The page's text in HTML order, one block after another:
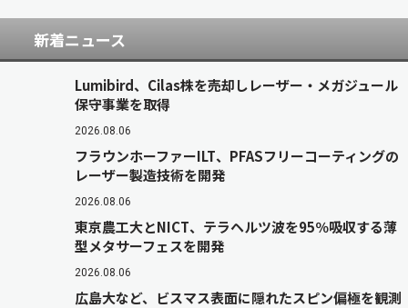
新着ニュース
Lumibird、Cilas株を売却しレーザー・メガジュール
保守事業を取得
2026.08.06
フラウンホーファーILT、PFASフリーコーティングの
レーザー製造技術を開発
2026.08.06
東京農工大とNICT、テラヘルツ波を95％吸収する薄
型メタサーフェスを開発
2026.08.06
広島大など、ビスマス表面に隠れたスピン偏極を観測